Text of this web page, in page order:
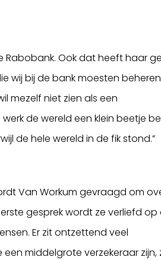
Rabobank. Ook dat heeft haar
wij bij de bank moesten
mezelf niet zien als een
de wereld een klein beetje
de hele wereld in de fik stond.”
Van Workum gevraagd om
gesprek wordt ze verliefd op
Er zit ontzettend veel
middelgrote verzekeraar zijn,